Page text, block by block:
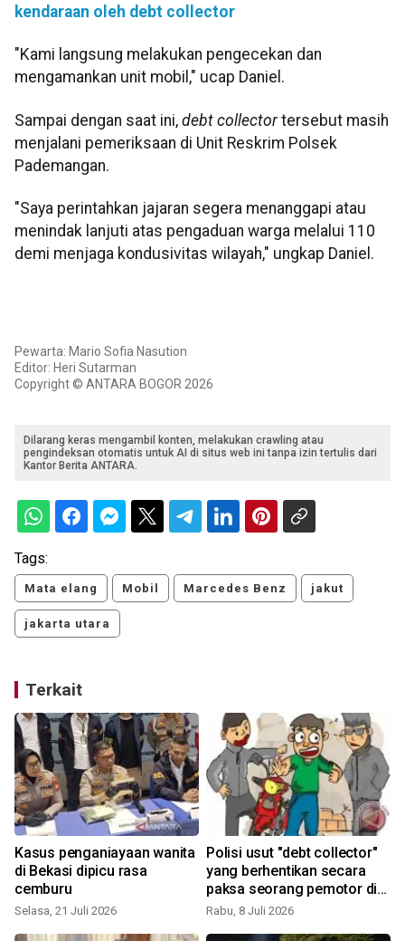
kendaraan oleh debt collector
"Kami langsung melakukan pengecekan dan
mengamankan unit mobil," ucap Daniel.
Sampai dengan saat ini, debt collectortersebut masih
menjalani pemeriksaan di Unit Reskrim Polsek
Pademangan.
"Saya perintahkan jajaran segera menanggapi atau
menindak lanjuti atas pengaduan warga melalui 110
demi menjaga kondusivitas wilayah," ungkap Daniel.
Pewarta: Mario Sofia Nasution
Editor: Heri Sutarman
Copyright © ANTARA BOGOR 2026
Dilarang keras mengambil konten, melakukan crawling atau
pengindeksan otomatis untuk AI di situs web ini tanpa izin tertulis dari
Kantor Berita ANTARA.
Tags:
Mata elang Mobil Marcedes Benz jakut
jakarta utara
Terkait
Kasus penganiayaan wanita
di Bekasi dipicu rasa
cemburu
Selasa, 21 Juli 2026
Polisi usut "debt collector"
yang berhentikan secara
paksa seorang pemotor di
Jakbar
Rabu, 8 Juli 2026